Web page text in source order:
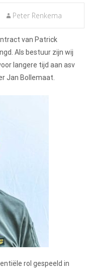
Peter Renkema
van Patrick
Als bestuur zijn wij
langere tijd aan asv
Jan Bollemaat.
rol gespeeld in